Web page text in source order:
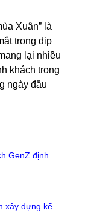
Xuân” là
trong dịp
lại nhiều
khách trong
ngày đầu
GenZ định
xây dựng kế